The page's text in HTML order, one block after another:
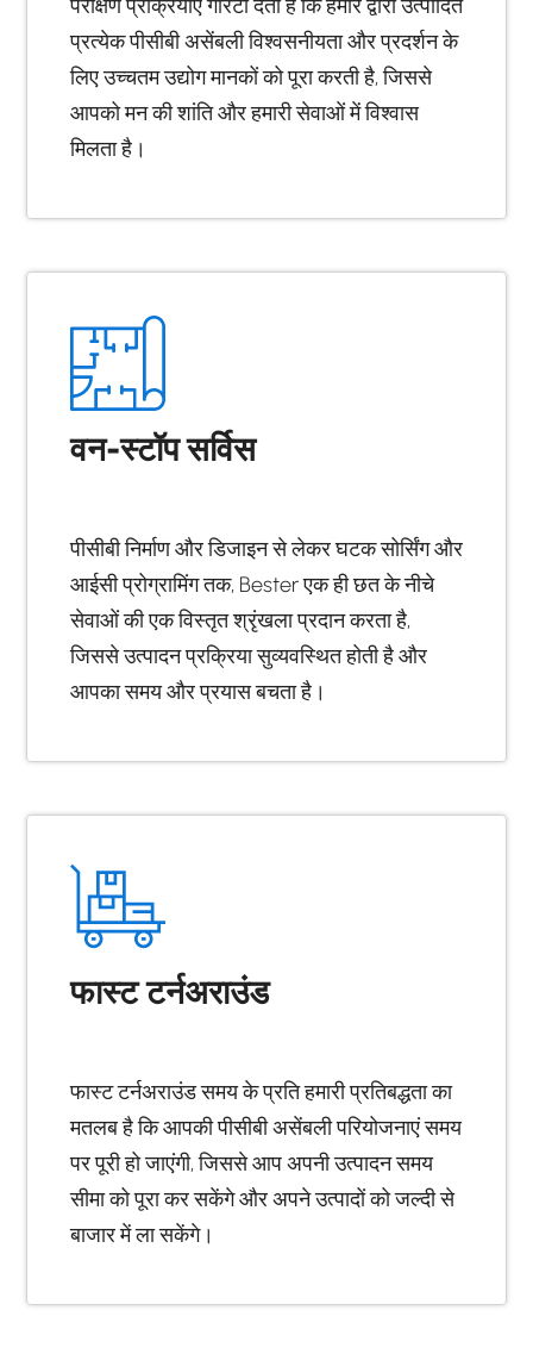
परीक्षण प्रक्रियाएं गारंटी देती हैं कि हमारे द्वारा उत्पादित
प्रत्येक पीसीबी असेंबली विश्वसनीयता और प्रदर्शन के
लिए उच्चतम उद्योग मानकों को पूरा करती है, जिससे
आपको मन की शांति और हमारी सेवाओं में विश्वास
मिलता है।
वन-स्टॉप सर्विस
पीसीबी निर्माण और डिजाइन से लेकर घटक सोर्सिंग और
आईसी प्रोग्रामिंग तक, Bester एक ही छत के नीचे
सेवाओं की एक विस्तृत श्रृंखला प्रदान करता है,
जिससे उत्पादन प्रक्रिया सुव्यवस्थित होती है और
आपका समय और प्रयास बचता है।
फास्ट टर्नअराउंड
फास्ट टर्नअराउंड समय के प्रति हमारी प्रतिबद्धता का
मतलब है कि आपकी पीसीबी असेंबली परियोजनाएं समय
पर पूरी हो जाएंगी, जिससे आप अपनी उत्पादन समय
सीमा को पूरा कर सकेंगे और अपने उत्पादों को जल्दी से
बाजार में ला सकेंगे।